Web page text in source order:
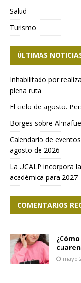
Salud
Turismo
ÚLTIMAS
Inhabilitado por
plena ruta
El cielo de agosto:
Borges sobre
Calendario de
agosto de 2026
La UCALP incorpora
académica para 2027
COMENTARIOS
mayo